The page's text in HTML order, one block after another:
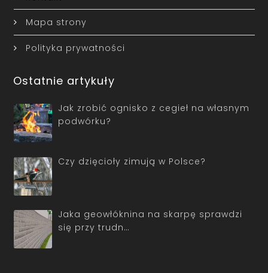
Mapa strony
Polityka prywatności
Ostatnie artykuły
Jak zrobić ognisko z cegieł na własnym
podwórku?
Czy dzięcioły zimują w Polsce?
Jaka geowłóknina na skarpę sprawdzi
się przy trudn…